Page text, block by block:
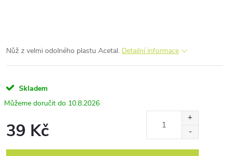
Nůž z velmi odolného plastu Acetal. Detailní informace
Skladem
10.8.2026
39 Kč